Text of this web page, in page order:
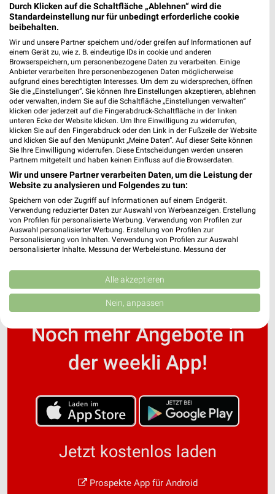
Optik Stroh Filialen & Öffnungszeiten für
Opti Wohnwelt Filialen & Öffnungszeiten für
Backnang
Ott's Traumwelt Filialen & Öffnungszeiten für
Welzheim
Outletworld Filialen & Öffnungszeiten für
Leinfelden-Echterdingen
Noch mehr Angebote in
der weekli App!
Jetzt kostenlos laden
Prospekte App für Android
Durch Klicken auf die Schaltfläche „Ablehnen“ wird die
Standardeinstellung nur für unbedingt erforderliche cookie
beibehalten.
Wir und unsere Partner speichern und/oder greifen auf Informationen auf
einem Gerät zu, wie z. B. eindeutige IDs in cookie und anderen
Browserspeichern, um personenbezogene Daten zu verarbeiten. Einige
Anbieter verarbeiten Ihre personenbezogenen Daten möglicherweise
aufgrund eines berechtigten Interesses. Um dem zu widersprechen, öffnen
Sie die „Einstellungen“. Sie können Ihre Einstellungen akzeptieren, ablehnen
oder verwalten, indem Sie auf die Schaltfläche „Einstellungen verwalten“
klicken oder jederzeit auf die Fingerabdruck-Schaltfläche in der linken
unteren Ecke der Website klicken. Um Ihre Einwilligung zu widerrufen,
klicken Sie auf den Fingerabdruck oder den Link in der Fußzeile der Website
und klicken Sie auf den Menüpunkt „Meine Daten“. Auf dieser Seite können
Sie Ihre Einwilligung widerrufen. Diese Entscheidungen werden unseren
Partnern mitgeteilt und haben keinen Einfluss auf die Browserdaten.
Wir und unsere Partner verarbeiten Daten, um die Leistung der
Website zu analysieren und Folgendes zu tun:
Speichern von oder Zugriff auf Informationen auf einem Endgerät.
Verwendung reduzierter Daten zur Auswahl von Werbeanzeigen. Erstellung
von Profilen für personalisierte Werbung. Verwendung von Profilen zur
Auswahl personalisierter Werbung. Erstellung von Profilen zur
Personalisierung von Inhalten. Verwendung von Profilen zur Auswahl
personalisierter Inhalte. Messung der Werbeleistung. Messung der
Kombinationen von Daten aus verschiedenen Quellen. Entwicklung und
Verbesserung der Angebote. Verwendung reduzierter Daten zur Auswahl
von Inhalten.
Daten können außerhalb der Europäischen Union weitergegeben und in die
Website/App.
Wir nutzen Ihre Daten für folgende Zwecke:
Speichern von oder Zugriff auf Informationen
auf einem Endgerät
Werbeanzeigen
Alle akzeptieren
Nein, anpassen